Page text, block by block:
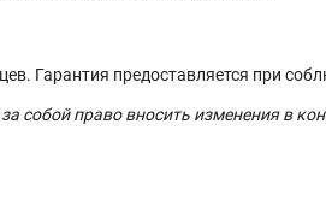
Гарантия предоставляется при
собой право вносить изменения в